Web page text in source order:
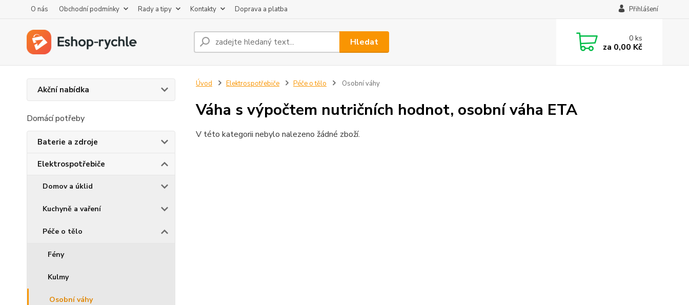
O nás Obchodní podmínky Rady a tipy Kontakty Doprava a platba Přihlášení
Hledat 0ks
za 0,00 Kč
Akční nabídka
Domácí potřeby
Baterie a zdroje
Elektrospotřebiče
Domov a úklid
Kuchyně a vaření
Péče o tělo
Fény
Kulmy
Osobní váhy
Úvod Elektrospotřebiče Péče o tělo Osobní váhy
Váha s výpočtem nutričních hodnot, osobní váha ETA
V této kategorii nebylo nalezeno žádné zboží.